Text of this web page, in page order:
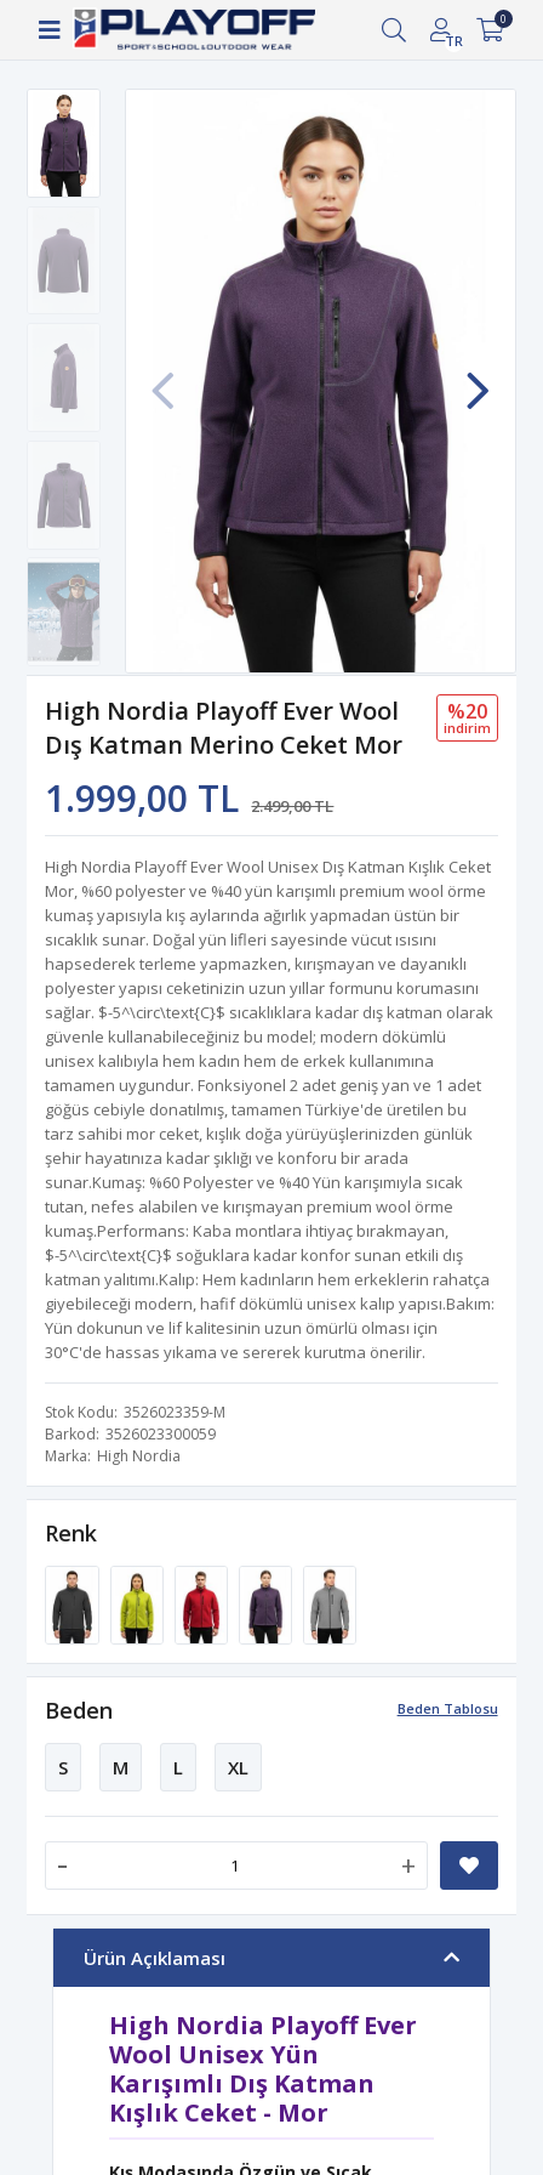
Siparişin 2-8 iş günü arasında kargoya verilecektir.
TR
0
High Nordia Playoff Ever Wool
Dış Katman Merino Ceket Mor
1.999,00 TL 2.499,00 TL
%20
i̇ndi̇ri̇m
High Nordia Playoff Ever Wool Unisex Dış Katman Kışlık Ceket
Mor, %60 polyester ve %40 yün karışımlı premium wool örme
kumaş yapısıyla kış aylarında ağırlık yapmadan üstün bir
sıcaklık sunar. Doğal yün lifleri sayesinde vücut ısısını
hapsederek terleme yapmazken, kırışmayan ve dayanıklı
polyester yapısı ceketinizin uzun yıllar formunu korumasını
sağlar. $-5^\circ\text{C}$ sıcaklıklara kadar dış katman olarak
güvenle kullanabileceğiniz bu model; modern dökümlü
unisex kalıbıyla hem kadın hem de erkek kullanımına
tamamen uygundur. Fonksiyonel 2 adet geniş yan ve 1 adet
göğüs cebiyle donatılmış, tamamen Türkiye'de üretilen bu
tarz sahibi mor ceket, kışlık doğa yürüyüşlerinizden günlük
şehir hayatınıza kadar şıklığı ve konforu bir arada
sunar.Kumaş: %60 Polyester ve %40 Yün karışımıyla sıcak
tutan, nefes alabilen ve kırışmayan premium wool örme
kumaş.Performans: Kaba montlara ihtiyaç bırakmayan,
$-5^\circ\text{C}$ soğuklara kadar konfor sunan etkili dış
katman yalıtımı.Kalıp: Hem kadınların hem erkeklerin rahatça
giyebileceği modern, hafif dökümlü unisex kalıp yapısı.Bakım:
Yün dokunun ve lif kalitesinin uzun ömürlü olması için
30°C'de hassas yıkama ve sererek kurutma önerilir.
Stok Kodu 3526023359-M
Barkod 3526023300059
Marka High Nordia
Renk
Beden Tablosu
Beden
S M L XL
- +
Ürün Açıklaması
High Nordia Playoff Ever
Wool Unisex Yün
Karışımlı Dış Katman
Kışlık Ceket - Mor